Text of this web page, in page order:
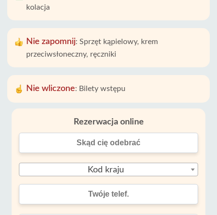
kolacja
Nie zapomnij: Sprzęt kąpielowy, krem ​​
przeciwsłoneczny, ręczniki
Nie wliczone: Bilety wstępu
Rezerwacja online
Kod kraju